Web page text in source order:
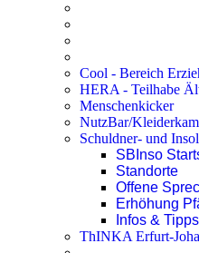
Cool - Bereich
HERA - Teilhabe
Menschenkicker
NutzBar/
Schuldner- und
SBInso
Standorte
Offene
Erhöhung
Infos & Tipps
ThINKA Erfurt-